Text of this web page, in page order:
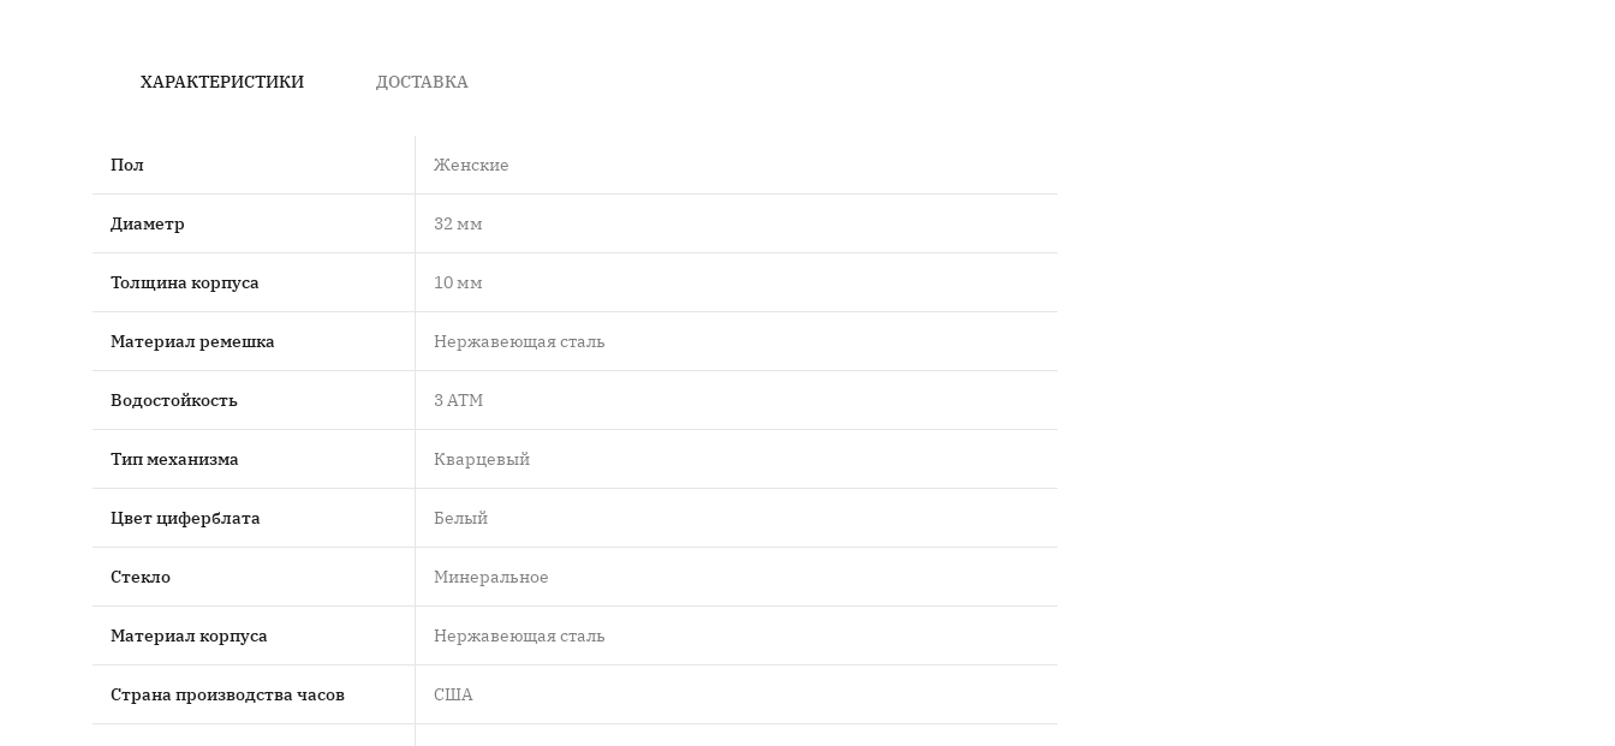
ХАРАКТЕРИСТИКИ ДОСТАВКА
Пол Женские
Диаметр 32 мм
Толщина корпуса 10 мм
Материал ремешка Нержавеющая сталь
Водостойкость 3 ATM
Тип механизма Кварцевый
Цвет циферблата Белый
Стекло Минеральное
Материал корпуса Нержавеющая сталь
Страна производства часов США